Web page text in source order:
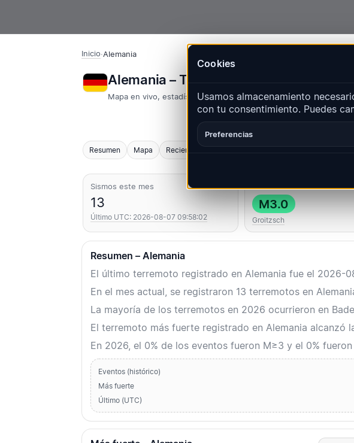
Cookies
Usamos almacenamiento
con tu consentimiento. Puedes
Preferencias
Inicio·Alemania
Alemania – Terremotos | QuakeMap24
Mapa en vivo, estadísticas y eventos recientes
Resumen Mapa Recientes
Sismos este mes
13
Último UTC: 2026-08-07 09:58:02
Más fuerte
M3.0
Groitzsch
Resumen – Alemania
El último terremoto registrado en Alemania fue el 2026-
En el mes actual, se registraron 13 terremotos en
La mayoría de los terremotos en 2026 ocurrieron en
El terremoto más fuerte registrado en Alemania alcanzó
En 2026, el 0% de los eventos fueron M≥3 y el 0%
Eventos (histórico)
Más fuerte
Último (UTC)